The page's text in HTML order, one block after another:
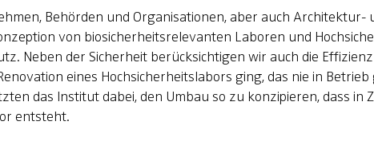
Behörden und Organisationen, aber auch
von biosicherheitsrelevanten Laboren und
Neben der Sicherheit berücksichtigen wir auch die
eines Hochsicherheitslabors ging, das nie in
das Institut dabei, den Umbau so zu konzipieren, dass in
entsteht.